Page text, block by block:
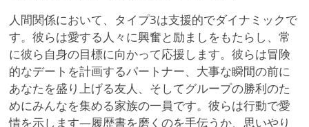
人間関係において、タイプ3は支援的でダイナミックで
す。彼らは愛する人々に興奮と励ましをもたらし、常
に彼ら自身の目標に向かって応援します。彼らは冒険
的なデートを計画するパートナー、大事な瞬間の前に
あなたを盛り上げる友人、そしてグループの勝利のた
めにみんなを集める家族の一員です。彼らは行動で愛
情を示します—履歴書を磨くのを手伝うか、思いやり